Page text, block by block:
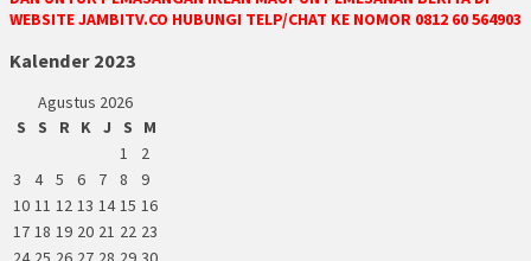
WEBSITE JAMBITV.CO HUBUNGI TELP/CHAT KE NOMOR 0812 60 564903
Kalender 2023
Agustus 2026
S
S R K J S
M
1
2
3
4 5 6 7 8
9
10 11 12 13 14 15 16
17 18 19 20 21 22 23